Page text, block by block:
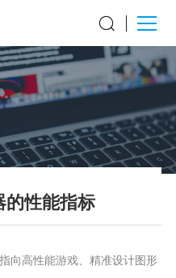
的性能指标
向高性能游戏、精准设计图形